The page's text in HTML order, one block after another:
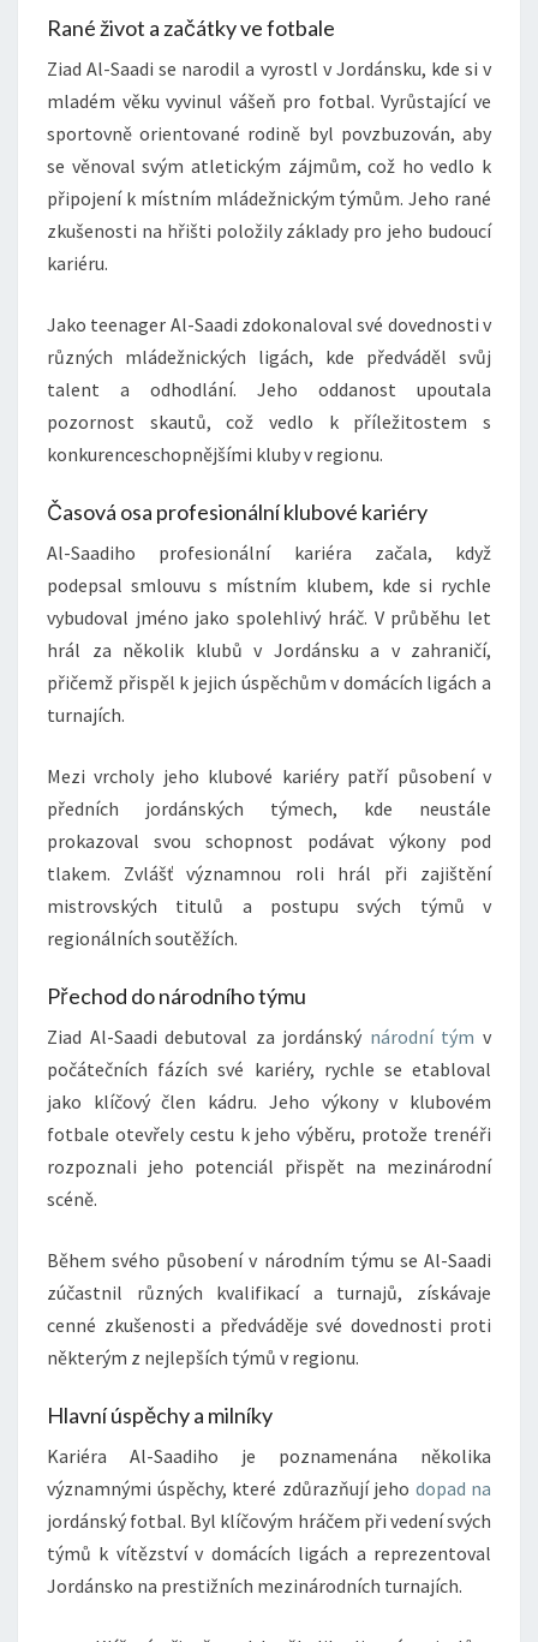
Rané život a začátky ve fotbale
Ziad Al-Saadi se narodil a vyrostl v Jordánsku, kde si v
mladém věku vyvinul vášeň pro fotbal. Vyrůstající ve
sportovně orientované rodině byl povzbuzován, aby
se věnoval svým atletickým zájmům, což ho vedlo k
připojení k místním mládežnickým týmům. Jeho rané
zkušenosti na hřišti položily základy pro jeho budoucí
kariéru.
Jako teenager Al-Saadi zdokonaloval své dovednosti v
různých mládežnických ligách, kde předváděl svůj
talent a odhodlání. Jeho oddanost upoutala
pozornost skautů, což vedlo k příležitostem s
konkurenceschopnějšími kluby v regionu.
Časová osa profesionální klubové kariéry
Al-Saadiho profesionální kariéra začala, když
podepsal smlouvu s místním klubem, kde si rychle
vybudoval jméno jako spolehlivý hráč. V průběhu let
hrál za několik klubů v Jordánsku a v zahraničí,
přičemž přispěl k jejich úspěchům v domácích ligách a
turnajích.
Mezi vrcholy jeho klubové kariéry patří působení v
předních jordánských týmech, kde neustále
prokazoval svou schopnost podávat výkony pod
tlakem. Zvlášť významnou roli hrál při zajištění
mistrovských titulů a postupu svých týmů v
regionálních soutěžích.
Přechod do národního týmu
Ziad Al-Saadi debutoval za jordánský národní tým v
počátečních fázích své kariéry, rychle se etabloval
jako klíčový člen kádru. Jeho výkony v klubovém
fotbale otevřely cestu k jeho výběru, protože trenéři
rozpoznali jeho potenciál přispět na mezinárodní
scéně.
Během svého působení v národním týmu se Al-Saadi
zúčastnil různých kvalifikací a turnajů, získávaje
cenné zkušenosti a předváděje své dovednosti proti
některým z nejlepších týmů v regionu.
Hlavní úspěchy a milníky
Kariéra Al-Saadiho je poznamenána několika
významnými úspěchy, které zdůrazňují jeho dopad na
jordánský fotbal. Byl klíčovým hráčem při vedení svých
týmů k vítězství v domácích ligách a reprezentoval
Jordánsko na prestižních mezinárodních turnajích.